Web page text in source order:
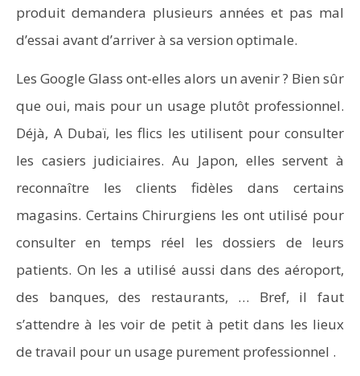
produit demandera plusieurs années et pas mal
d’essai avant d’arriver à sa version optimale.
Les Google Glass ont-elles alors un avenir ? Bien sûr
que oui, mais pour un usage plutôt professionnel.
Déjà, A Dubaï, les flics les utilisent pour consulter
les casiers judiciaires. Au Japon, elles servent à
reconnaître les clients fidèles dans certains
magasins. Certains Chirurgiens les ont utilisé pour
consulter en temps réel les dossiers de leurs
patients. On les a utilisé aussi dans des aéroport,
des banques, des restaurants, … Bref, il faut
s’attendre à les voir de petit à petit dans les lieux
de travail pour un usage purement professionnel .